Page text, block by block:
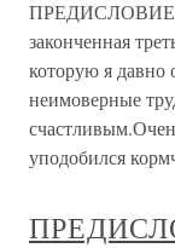
ПРЕДИСЛОВИЕ
законченная
которую я давно
неимоверные
уподобился